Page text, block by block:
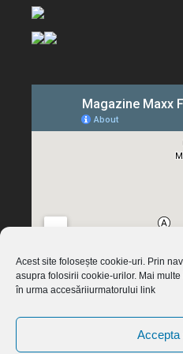
Acest site folosește cookie-uri. Prin
asupra folosirii cookie-urilor. Mai
în urma accesăriiurmatorului link
Accepta